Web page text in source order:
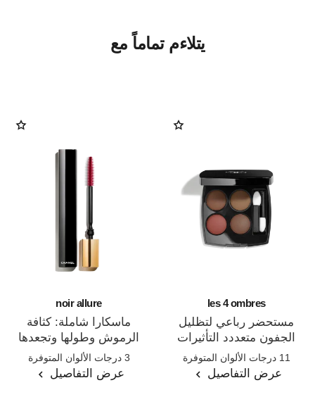
يتلاءم تماماً مع
les 4 ombres
مستحضر رباعي لتظليل
الجفون متعددد التأثيرات
المرجع 164268
11 درجات الألوان المتوفرة
عرض التفاصيل
noir allure
ماسكارا شاملة: كثافة
الرموش وطولها وتجعدها
وتحديدها
المرجع 190010
3 درجات الألوان المتوفرة
عرض التفاصيل